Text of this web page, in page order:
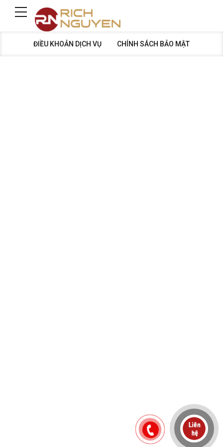
ĐIỀU KHOẢN DỊCH VỤ CHÍNH SÁCH BẢO MẬT